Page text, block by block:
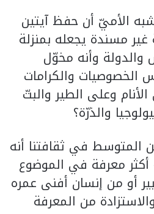
الأميّ أن حفظ آيتين
مسندة يجعله بمنزلة
وأنه مخوّل
الخصوصيات والكرامات
وعلى الطير والبتّ
والذرّة؟
المتوسط في ثقافتنا أنه
معرفة في الموضوع
أو من إنسان أفنى عمره
من المعرفة